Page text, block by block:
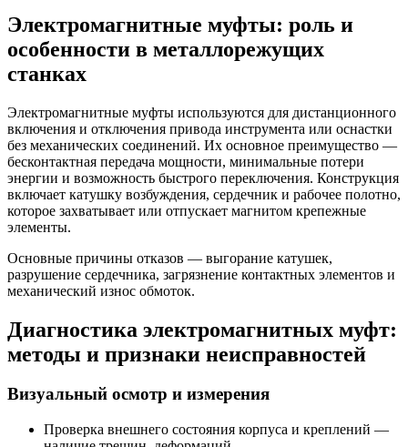
Электромагнитные муфты: роль и
особенности в металлорежущих
станках
Электромагнитные муфты используются для дистанционного
включения и отключения привода инструмента или оснастки
без механических соединений. Их основное преимущество —
бесконтактная передача мощности, минимальные потери
энергии и возможность быстрого переключения. Конструкция
включает катушку возбуждения, сердечник и рабочее полотно,
которое захватывает или отпускает магнитом крепежные
элементы.
Основные причины отказов — выгорание катушек,
разрушение сердечника, загрязнение контактных элементов и
механический износ обмоток.
Диагностика электромагнитных муфт:
методы и признаки неисправностей
Визуальный осмотр и измерения
Проверка внешнего состояния корпуса и креплений —